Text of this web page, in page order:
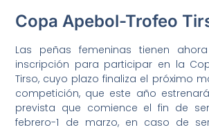
Copa Apebol-Trofeo
Las peñas femeninas tienen
inscripción para participar en la
Tirso, cuyo plazo finaliza el próximo
competición, que este año
prevista que comience el fin de
febrero-1 de marzo, en caso de